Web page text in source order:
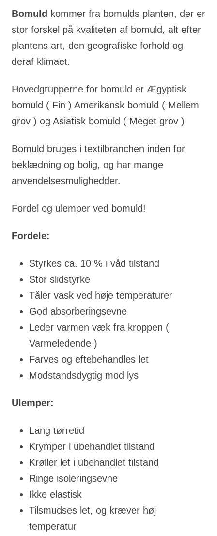
Bomuld kommer fra bomulds planten, der er
stor forskel på kvaliteten af bomuld, alt efter
plantens art, den geografiske forhold og
deraf klimaet.
Hovedgrupperne for bomuld er Ægyptisk
bomuld ( Fin ) Amerikansk bomuld ( Mellem
grov ) og Asiatisk bomuld ( Meget grov )
Bomuld bruges i textilbranchen inden for
beklædning og bolig, og har mange
anvendelsesmulighedder.
Fordel og ulemper ved bomuld!
Fordele:
Styrkes ca. 10 % i våd tilstand
Stor slidstyrke
Tåler vask ved høje temperaturer
God absorberingsevne
Leder varmen væk fra kroppen (
Varmeledende )
Farves og eftebehandles let
Modstandsdygtig mod lys
Ulemper:
Lang tørretid
Krymper i ubehandlet tilstand
Krøller let i ubehandlet tilstand
Ringe isoleringsevne
Ikke elastisk
Tilsmudses let, og kræver høj
temperatur